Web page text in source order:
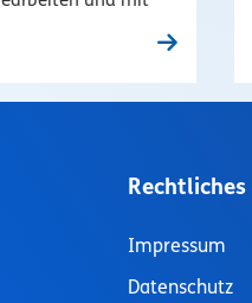
Rechtliches
Impressum
Datenschutz